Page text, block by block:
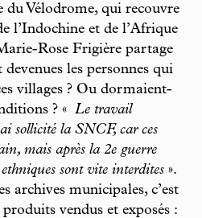
du Vélodrome, qui recouvre
l’Indochine et de l’Afrique
Rose Frigière partage
devenues les personnes qui
villages ? Ou dormaient-
? « Le travail
sollicité la SNCF, car ces
mais après la 2e guerre
sont vite interdites ».
archives municipales, c’est
vendus et exposés :